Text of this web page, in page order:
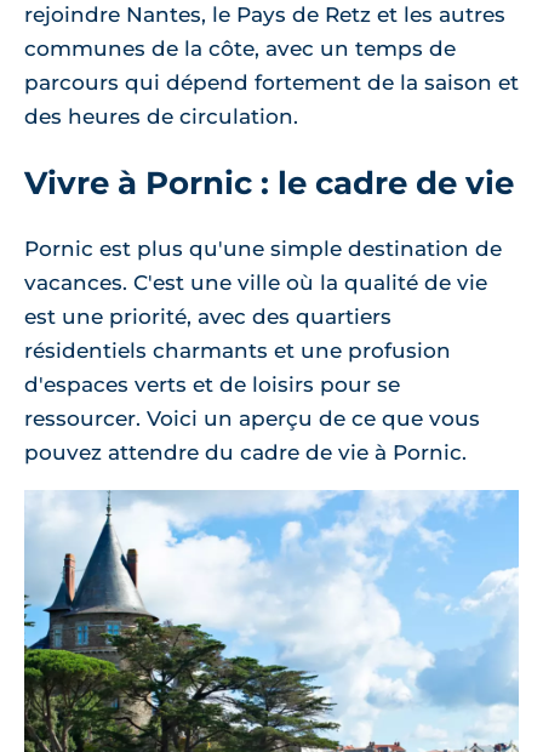
rejoindre Nantes, le Pays de Retz et les autres
communes de la côte, avec un temps de
parcours qui dépend fortement de la saison et
des heures de circulation.
Vivre à Pornic : le cadre de vie
Pornic est plus qu'une simple destination de
vacances. C'est une ville où la qualité de vie
est une priorité, avec des quartiers
résidentiels charmants et une profusion
d'espaces verts et de loisirs pour se
ressourcer. Voici un aperçu de ce que vous
pouvez attendre du cadre de vie à Pornic.